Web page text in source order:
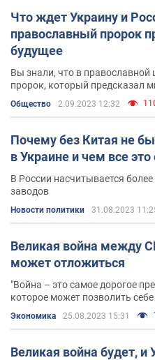
Что ждет Украину и
православный пророк
будущее
Вы знали, что в православной
пророк, который предсказал
сбывшихся пророчеств, в том
Общество 2.09.2023 12:32
Почему без Китая не
в Украине и чем все это
В России насчитывается
заводов
Новости политики 31.08.2023
Великая война между
может отложиться
"Война – это самое дорогое
которое может позволить себе
Экономика 25.08.2023 15:31
Великая война будет, и